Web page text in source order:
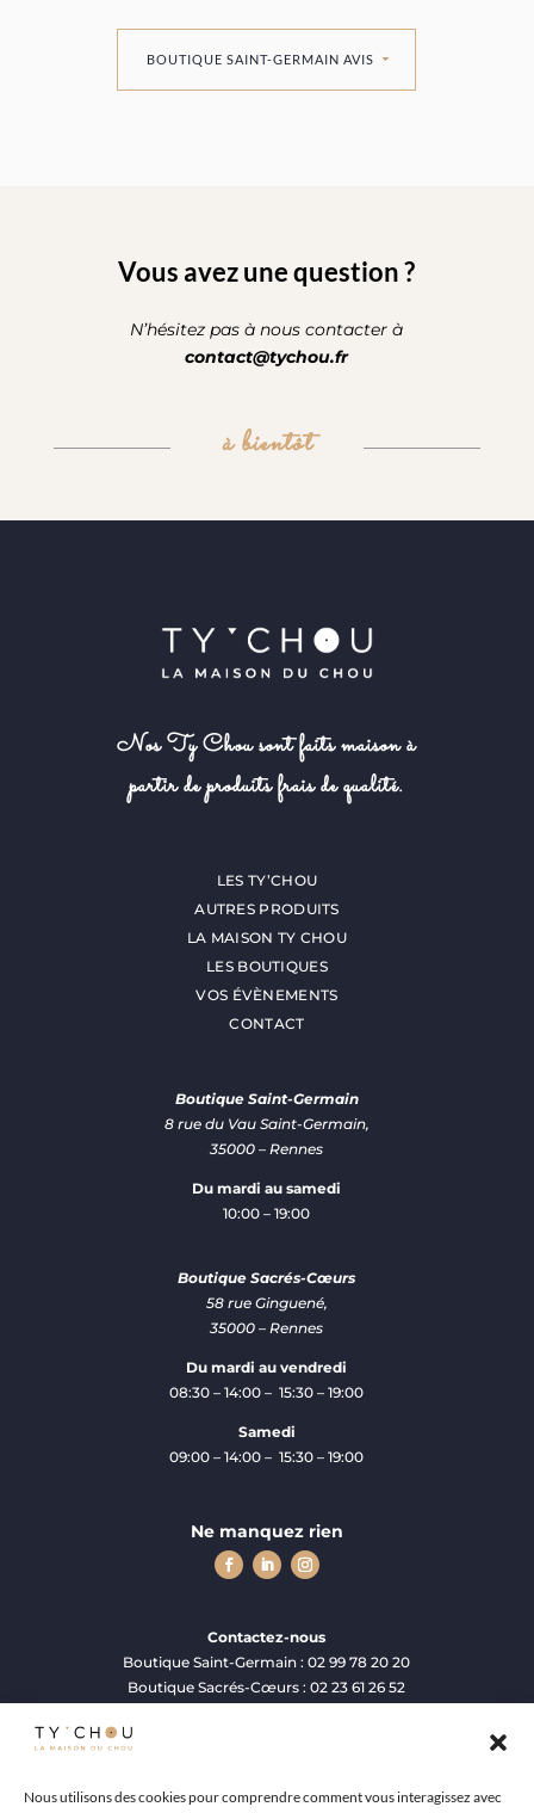
Nous utilisons des cookies pour comprendre comment vous interagissez avec
BOUTIQUE SAINT-GERMAIN AVIS
Vous avez une question ?
N’hésitez pas à nous contacter à
contact@tychou.fr
à bientôt
Nos Ty Chou sont faits maison à
partir de produits frais de qualité.
LES TY’CHOU
AUTRES PRODUITS
LA MAISON TY CHOU
LES BOUTIQUES
VOS ÉVÈNEMENTS
CONTACT
Boutique Saint-Germain
8 rue du Vau Saint-Germain,
35000 – Rennes
Du mardi au samedi
10:00 – 19:00
Boutique Sacrés-Cœurs
58 rue Ginguené,
35000 – Rennes
Du mardi au vendredi
08:30 – 14:00 – 15:30 – 19:00
Samedi
09:00 – 14:00 – 15:30 – 19:00
Ne manquez rien
Contactez-nous
Boutique Saint-Germain : 02 99 78 20 20
Boutique Sacrés-Cœurs : 02 23 61 26 52
Mentions Légales